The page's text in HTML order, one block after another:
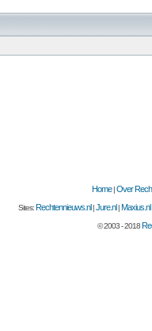
Home|Over
Sites:Rechtennieuws.nl |Jure.nl |Maxius.nl
© 2003 - 2018